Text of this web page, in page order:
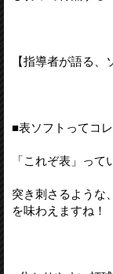
【指導者が語る、
■表ソフトってコレ
「これぞ表」って
突き刺さるような
を味わえますね！